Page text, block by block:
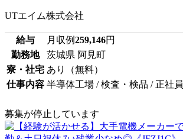
UTエイム株式会社
給与 月収例259,146円
勤務地
茨城県 阿見町
寮・社宅 あり（無料）
仕事内容 半導体工場 / 検査・検品 / 正社員
募集が停止しています